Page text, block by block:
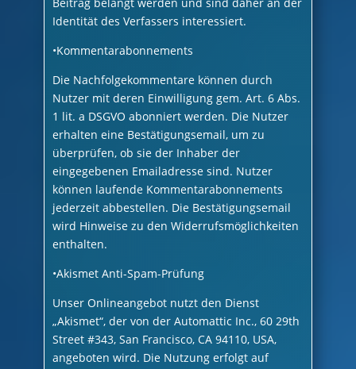
Identität des Verfassers interessiert.
•Kommentarabonnements
Die Nachfolgekommentare können durch
Nutzer mit deren Einwilligung gem. Art. 6 Abs.
1 lit. a DSGVO abonniert werden. Die Nutzer
erhalten eine Bestätigungsemail, um zu
überprüfen, ob sie der Inhaber der
eingegebenen Emailadresse sind. Nutzer
können laufende Kommentarabonnements
jederzeit abbestellen. Die Bestätigungsemail
wird Hinweise zu den Widerrufsmöglichkeiten
enthalten.
•Akismet Anti-Spam-Prüfung
Unser Onlineangebot nutzt den Dienst
„Akismet“, der von der Automattic Inc., 60 29th
Street #343, San Francisco, CA 94110, USA,
angeboten wird. Die Nutzung erfolgt auf